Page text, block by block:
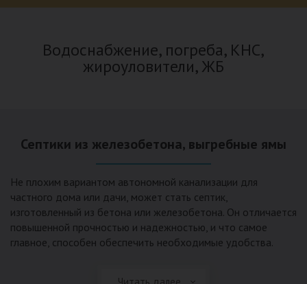
Водоснабжение, погреба, КНС,
жироуловители, ЖБ
Септики из железобетона, выгребные ямы
Не плохим вариантом автономной канализации для
частного дома или дачи, может стать септик,
изготовленный из бетона или железобетона. Он отличается
повышенной прочностью и надежностью, и что самое
главное, способен обеспечить необходимые удобства.